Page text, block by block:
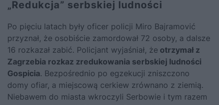
„Redukcja” serbskiej ludności
Po pięciu latach były oficer policji Miro Bajramović
przyznał, że osobiście zamordował 72 osoby, a dalsze
16 rozkazał zabić. Policjant wyjaśniał, że otrzymał z
Zagrzebia rozkaz zredukowania serbskiej ludności
Gospicia. Bezpośrednio po egzekucji zniszczono
domy ofiar, a miejscową cerkiew zrównano z ziemią.
Niebawem do miasta wkroczyli Serbowie i tym razem